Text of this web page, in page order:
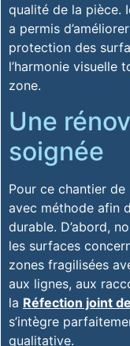
qualité de la pièce.
a permis
protection des
l’harmonie visuelle
zone.
Une
soignée
Pour ce chantier
avec méthode afin
durable. D’abord,
les surfaces
zones fragilisées
aux lignes, aux
la Réfection joint
s’intègre
qualitative.